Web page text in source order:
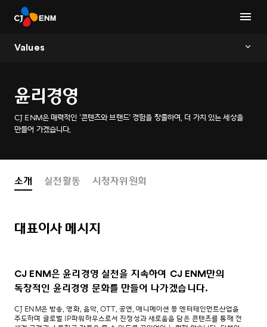
Values
윤리경영
CJ ENM은 매력적인 ‘콘텐츠와 브랜드' 경험을 창출하여, 더 가치 있는 세상을
만들어 가겠습니다.
소개 실천활동 시청자위원회
대표이사 메시지
CJ ENM은 윤리경영 실천을 지속하여 CJ ENM만의
독창적인 윤리경영 문화를 만들어 나가겠습니다.
CJ ENM은 방송, 영화, 음악, OTT, 공연, 애니메이션 등 엔터테인먼트산업을
주도하며 글로벌 IP파워하우스로서 진정성과 새로움을 담은 콘텐츠를 통해 전